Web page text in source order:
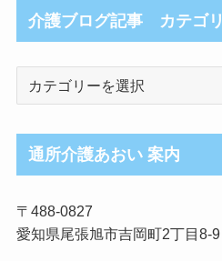
介護ブログ記事 カテゴリ
ロ
グ
事
カ
通所介護あおい 案内
〒488-0827
愛知県尾張旭市吉岡町2丁目8-9